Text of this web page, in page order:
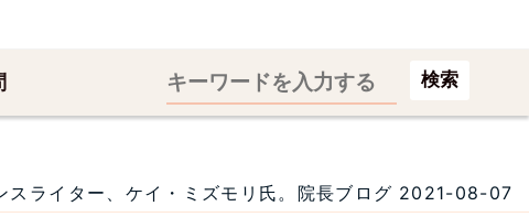
検索
スライター、ケイ・ミズモリ氏。院長ブログ 2021-08-07